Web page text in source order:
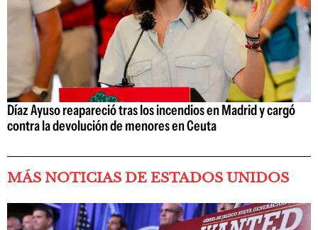
Díaz Ayuso reapareció tras los incendios en Madrid y cargó
contra la devolución de menores en Ceuta
MÁS NOTICIAS DE ESTADOS UNIDOS